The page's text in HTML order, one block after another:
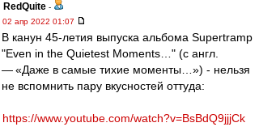
RedQuite -
02 апр 2022 01:07
В канун 45-летия выпуска альбома Supertramp
"Even in the Quietest Moments…" (с англ.
— «Даже в самые тихие моменты…») - нельзя
не вспомнить пару вкусностей оттуда:
https://www.youtube.com/watch?v=BsBdQ9jjjCk